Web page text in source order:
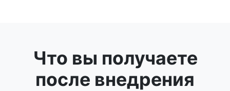
Что вы получаете
после внедрения